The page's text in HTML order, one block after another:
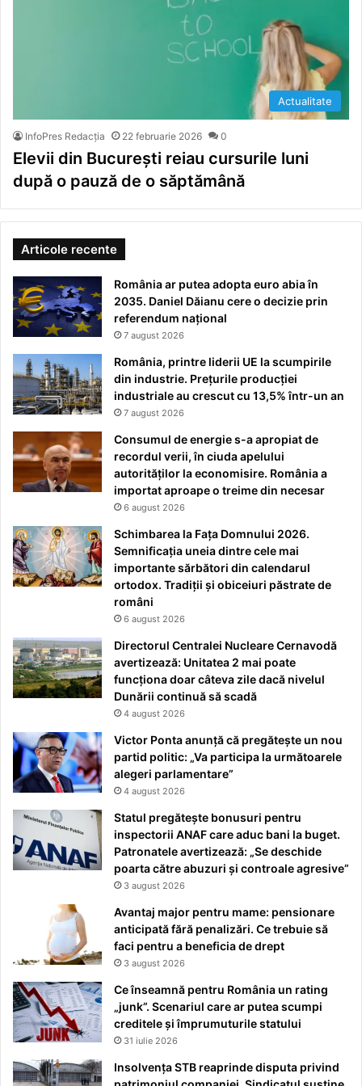
Actualitate
InfoPres Redacția 22 februarie 2026 0
Elevii din București reiau cursurile luni
după o pauză de o săptămână
Articole recente
România ar putea adopta euro abia în
2035. Daniel Dăianu cere o decizie prin
referendum național
7 august 2026
România, printre liderii UE la scumpirile
din industrie. Prețurile producției
industriale au crescut cu 13,5% într-un an
7 august 2026
Consumul de energie s-a apropiat de
recordul verii, în ciuda apelului
autorităților la economisire. România a
importat aproape o treime din necesar
6 august 2026
Schimbarea la Fața Domnului 2026.
Semnificația uneia dintre cele mai
importante sărbători din calendarul
ortodox. Tradiții și obiceiuri păstrate de
români
6 august 2026
Directorul Centralei Nucleare Cernavodă
avertizează: Unitatea 2 mai poate
funcționa doar câteva zile dacă nivelul
Dunării continuă să scadă
4 august 2026
Victor Ponta anunță că pregătește un nou
partid politic: „Va participa la următoarele
alegeri parlamentare”
4 august 2026
Statul pregătește bonusuri pentru
inspectorii ANAF care aduc bani la buget.
Patronatele avertizează: „Se deschide
poarta către abuzuri și controale agresive”
3 august 2026
Avantaj major pentru mame: pensionare
anticipată fără penalizări. Ce trebuie să
faci pentru a beneficia de drept
3 august 2026
Ce înseamnă pentru România un rating
„junk”. Scenariul care ar putea scumpi
creditele și împrumuturile statului
31 iulie 2026
Insolvența STB reaprinde disputa privind